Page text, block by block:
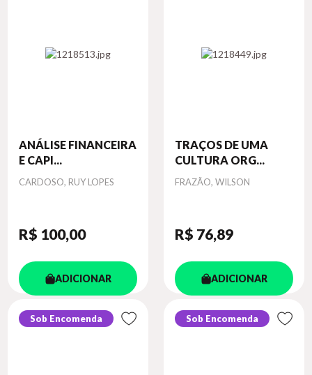
ANÁLISE FINANCEIRA
E CAPI...
Autor
CARDOSO, RUY LOPES
R$ 100,00
ADICIONAR
TRAÇOS DE UMA
CULTURA ORG...
Autor
FRAZÃO, WILSON
R$ 76,89
ADICIONAR
Sob Encomenda Sob Encomenda